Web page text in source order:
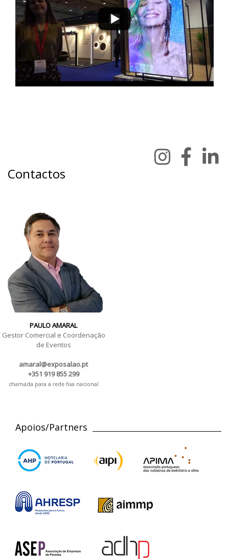
Contactos
PAULO AMARAL
Gestor Comercial e Coordenação
de Eventos
amaral@exposalao.pt
+351 919 855 299
chamada para a rede fixa nacional
Apoios/Partners